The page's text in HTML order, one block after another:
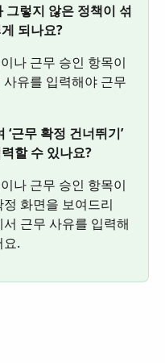
그렇지 않은 정책이 섞
되나요?
나 근무 승인 항목이
유를 입력해야 근무
근무 확정 건너뛰기’
할 수 있나요?
나 근무 승인 항목이
화면을 보여드리
근무 사유를 입력해
요.